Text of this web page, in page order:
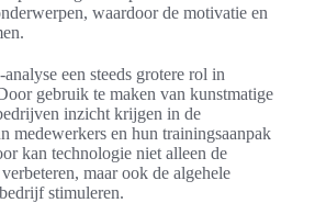
waardoor de motivatie en
een steeds grotere rol in
gebruik te maken van kunstmatige
inzicht krijgen in de
medewerkers en hun trainingsaanpak
kan technologie niet alleen de
maar ook de algehele
stimuleren.